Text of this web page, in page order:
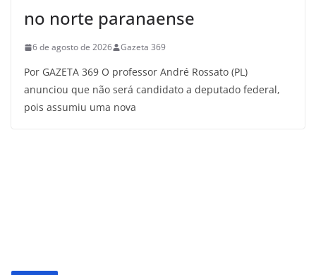
no norte paranaense
6 de agosto de 2026 Gazeta 369
Por GAZETA 369 O professor André Rossato (PL)
anunciou que não será candidato a deputado federal,
pois assumiu uma nova